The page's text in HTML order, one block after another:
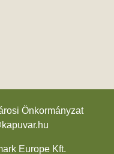
Önkormányzat
Europe Kft.